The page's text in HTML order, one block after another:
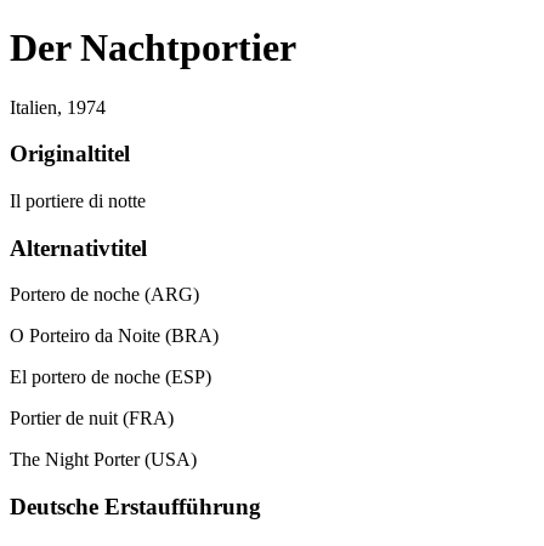
Der Nachtportier
Italien, 1974
Originaltitel
Il portiere di notte
Alternativtitel
Portero de noche (ARG)
O Porteiro da Noite (BRA)
El portero de noche (ESP)
Portier de nuit (FRA)
The Night Porter (USA)
Deutsche Erstaufführung